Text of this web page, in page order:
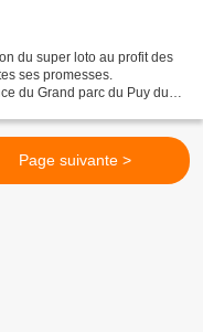
du super loto au profit des
ses promesses.
du Grand parc du Puy du
Page suivante >